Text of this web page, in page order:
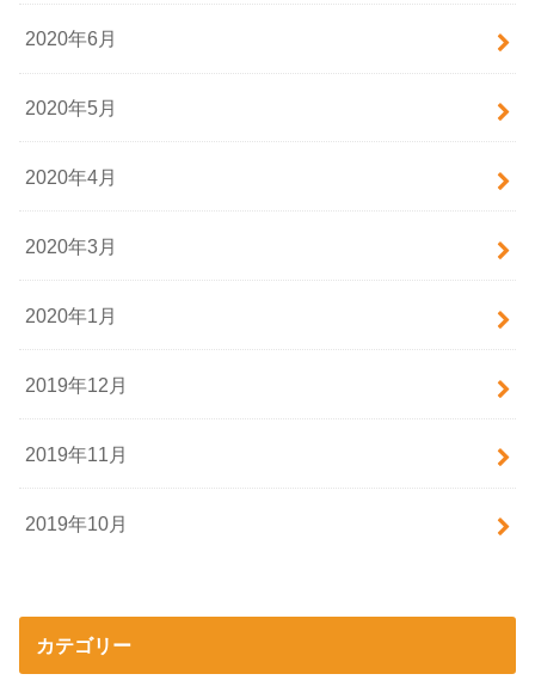
2020年6月
2020年5月
2020年4月
2020年3月
2020年1月
2019年12月
2019年11月
2019年10月
カテゴリー